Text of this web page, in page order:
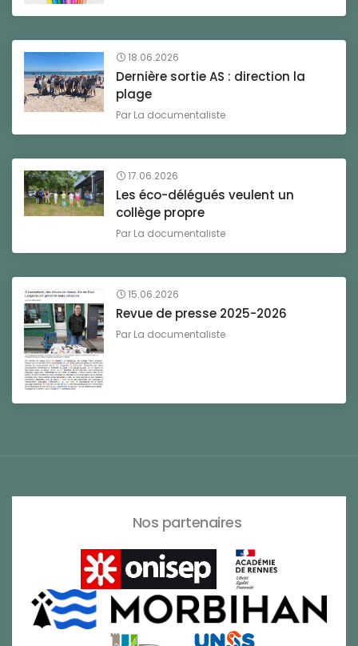
18.06.2026
Dernière sortie AS : direction la
plage
Par La documentaliste
17.06.2026
Les éco-délégués veulent un
collège propre
Par La documentaliste
15.06.2026
Revue de presse 2025-2026
Par La documentaliste
Nos partenaires